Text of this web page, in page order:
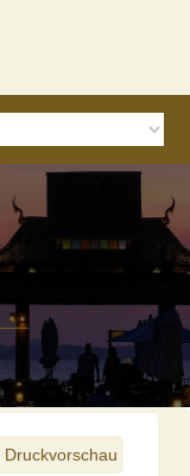
zu personalisieren.
Druckvorschau